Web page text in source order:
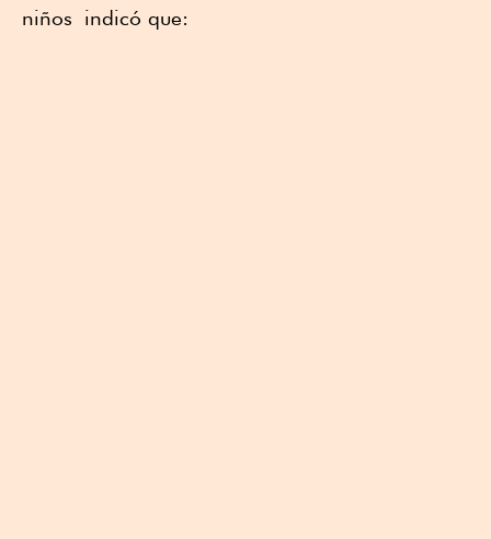
niños indicó que: